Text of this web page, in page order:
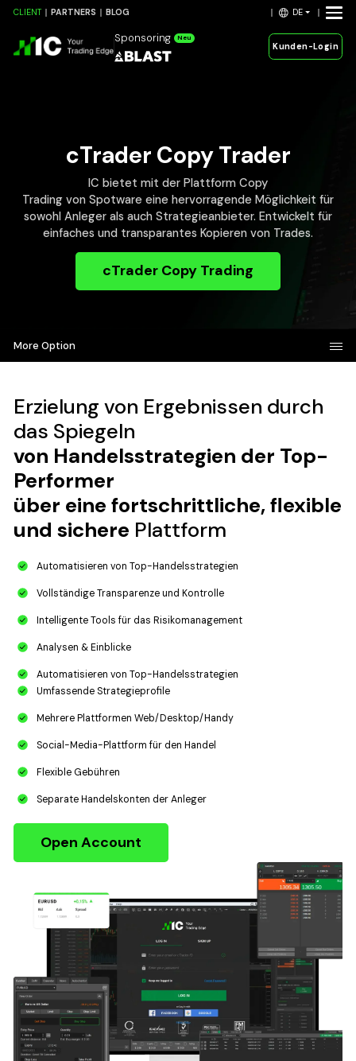
CLIENT PARTNERS BLOG DE
Sponsoring Neu
Kunden-Login
cTrader Copy Trader
IC bietet mit der Plattform Copy
Trading von Spotware eine hervorragende Möglichkeit für
sowohl Anleger als auch Strategieanbieter. Entwickelt für
einfaches und transparantes Kopieren von Trades.
cTrader Copy Trading
More Option
Erzielung von Ergebnissen durch
das Spiegeln
von Handelsstrategien der Top-
Performer
über eine fortschrittliche, flexible
und sichere Plattform
Automatisieren von Top-Handelsstrategien​
Vollständige Transparenze und Kontrolle
Intelligente Tools für das Risikomanagement​​
Analysen & Einblicke​
Automatisieren von Top-Handelsstrategien
Umfassende Strategieprofile​​
Mehrere Plattformen Web/Desktop/Handy​​
Social-Media-Plattform​ für den Handel​​​​
Flexible Gebühren
Separate Handelskonten der Anleger
Open Account